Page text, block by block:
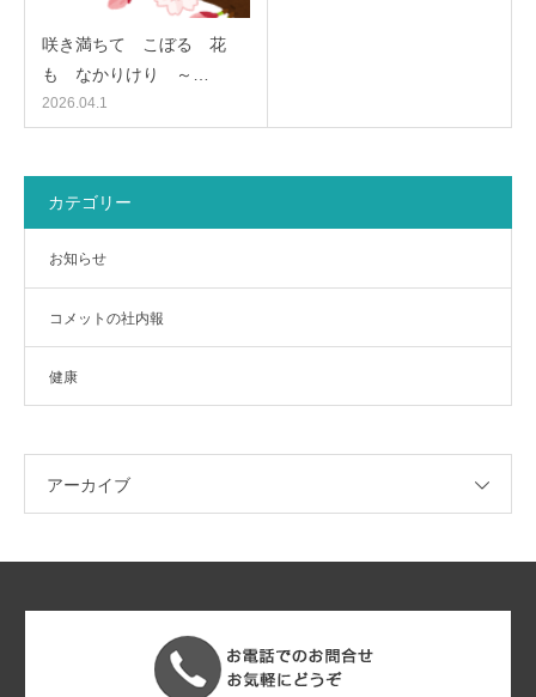
咲き満ちて こぼるゝ花
も なかりけり ～…
2026.04.1
カテゴリー
お知らせ
コメットの社内報
健康
アーカイブ